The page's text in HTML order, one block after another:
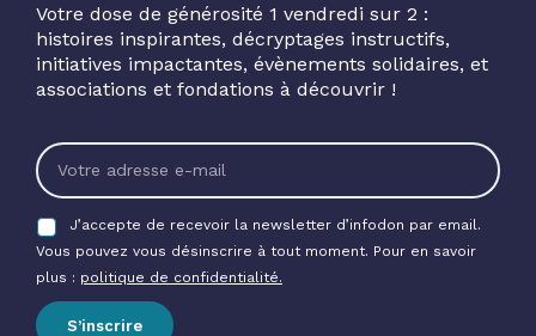
Votre dose de générosité 1 vendredi sur 2 :
histoires inspirantes, décryptages instructifs,
initiatives impactantes, évènements solidaires, et
associations et fondations à découvrir !
J’accepte de recevoir la newsletter d’infodon par email.
Vous pouvez vous désinscrire à tout moment. Pour en savoir
plus : politique de confidentialité.
S’inscrire